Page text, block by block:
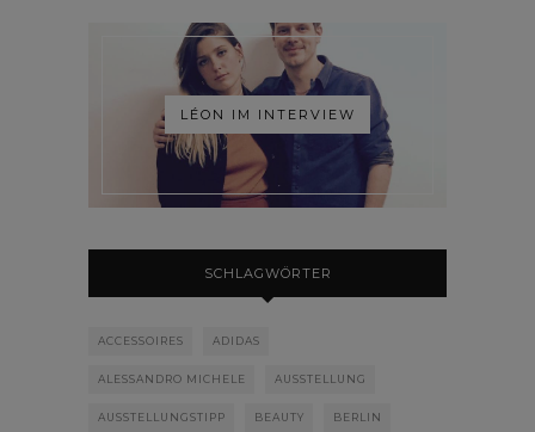
LÉON IM INTERVIEW
SCHLAGWÖRTER
ACCESSOIRES ADIDAS
ALESSANDRO MICHELE AUSSTELLUNG
AUSSTELLUNGSTIPP BEAUTY BERLIN